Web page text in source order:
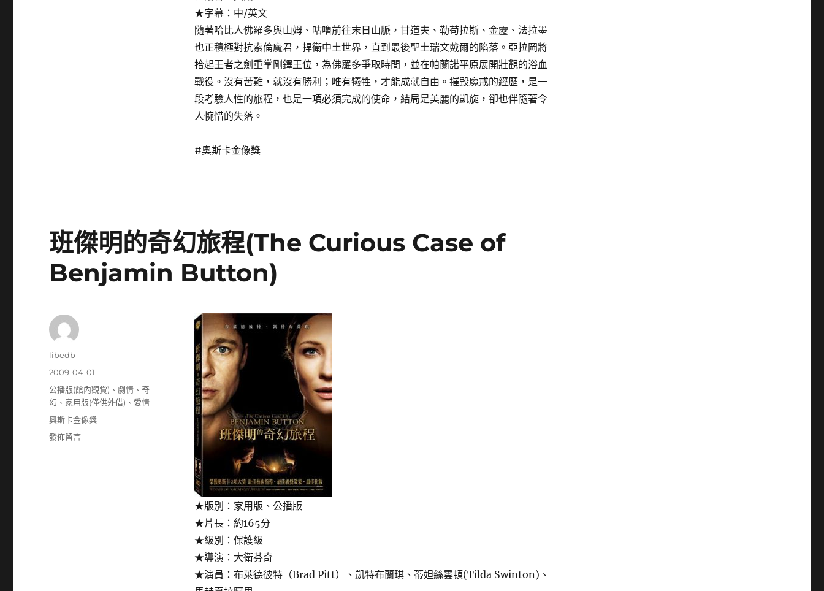
★字幕：中/英文
隨著哈比人佛羅多與山姆、咕嚕前往末日山脈，甘道夫、勒苟拉斯、金靂、法拉墨
也正積極對抗索倫魔君，捍衛中土世界，直到最後聖土瑞文戴爾的陷落。亞拉岡將
拾起王者之劍重掌剛鐸王位，為佛羅多爭取時間，並在帕蘭諾平原展開壯觀的浴血
戰役。沒有苦難，就沒有勝利；唯有犧牲，才能成就自由。摧毀魔戒的經歷，是一
段考驗人性的旅程，也是一項必須完成的使命，結局是美麗的凱旋，卻也伴隨著令
人惋惜的失落。
#奧斯卡金像獎
班傑明的奇幻旅程(The Curious Case of
Benjamin Button)
★版別：家用版、公播版
★片長：約165分
★級別：保護級
★導演：大衛芬奇
★演員：布萊德彼特（Brad Pitt）、凱特布蘭琪、蒂妲絲雲頓(Tilda Swinton)、
作
libedb
發
佈
日
2009-04-01
分
類
公播版(館內觀賞) 、 劇情 、奇
幻 、 家用版(僅供外借) 、 愛情
標
籤
奧斯卡金像獎
在
發佈留言